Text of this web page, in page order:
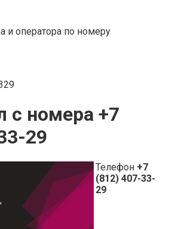
и оператора по номеру
с номера +7
29
Телефон +7
(812) 407-33-
29